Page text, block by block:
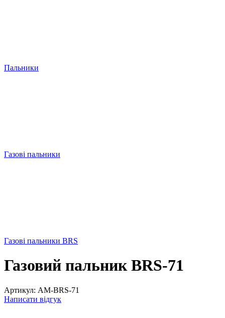
Пальники
Газові пальники
Газові пальники BRS
Газовий пальник BRS-71
Артикул: AM-BRS-71
Написати відгук